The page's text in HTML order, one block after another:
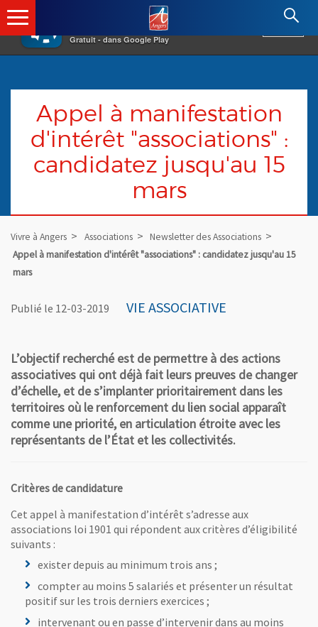
×
Gratuit - dans Google Play
Angers.fr : Retour à l'accueil
Appel à manifestation
d'intérêt "associations" :
candidatez jusqu'au 15
mars
Vivre à Angers Associations
Newsletter des Associations
Appel à manifestation d'intérêt "associations" : candidatez jusqu'au 15
mars
Publié le 12-03-2019 VIE ASSOCIATIVE
L’objectif recherché est de permettre à des actions
associatives qui ont déjà fait leurs preuves de changer
d’échelle, et de s’implanter prioritairement dans les
territoires où le renforcement du lien social apparaît
comme une priorité, en articulation étroite avec les
représentants de l’État et les collectivités.
Critères de candidature
Cet appel à manifestation d’intérêt s’adresse aux
associations loi 1901 qui répondent aux critères d’éligibilité
suivants :
exister depuis au minimum trois ans ;
compter au moins 5 salariés et présenter un résultat
positif sur les trois derniers exercices ;
intervenant ou en passe d’intervenir dans au moins